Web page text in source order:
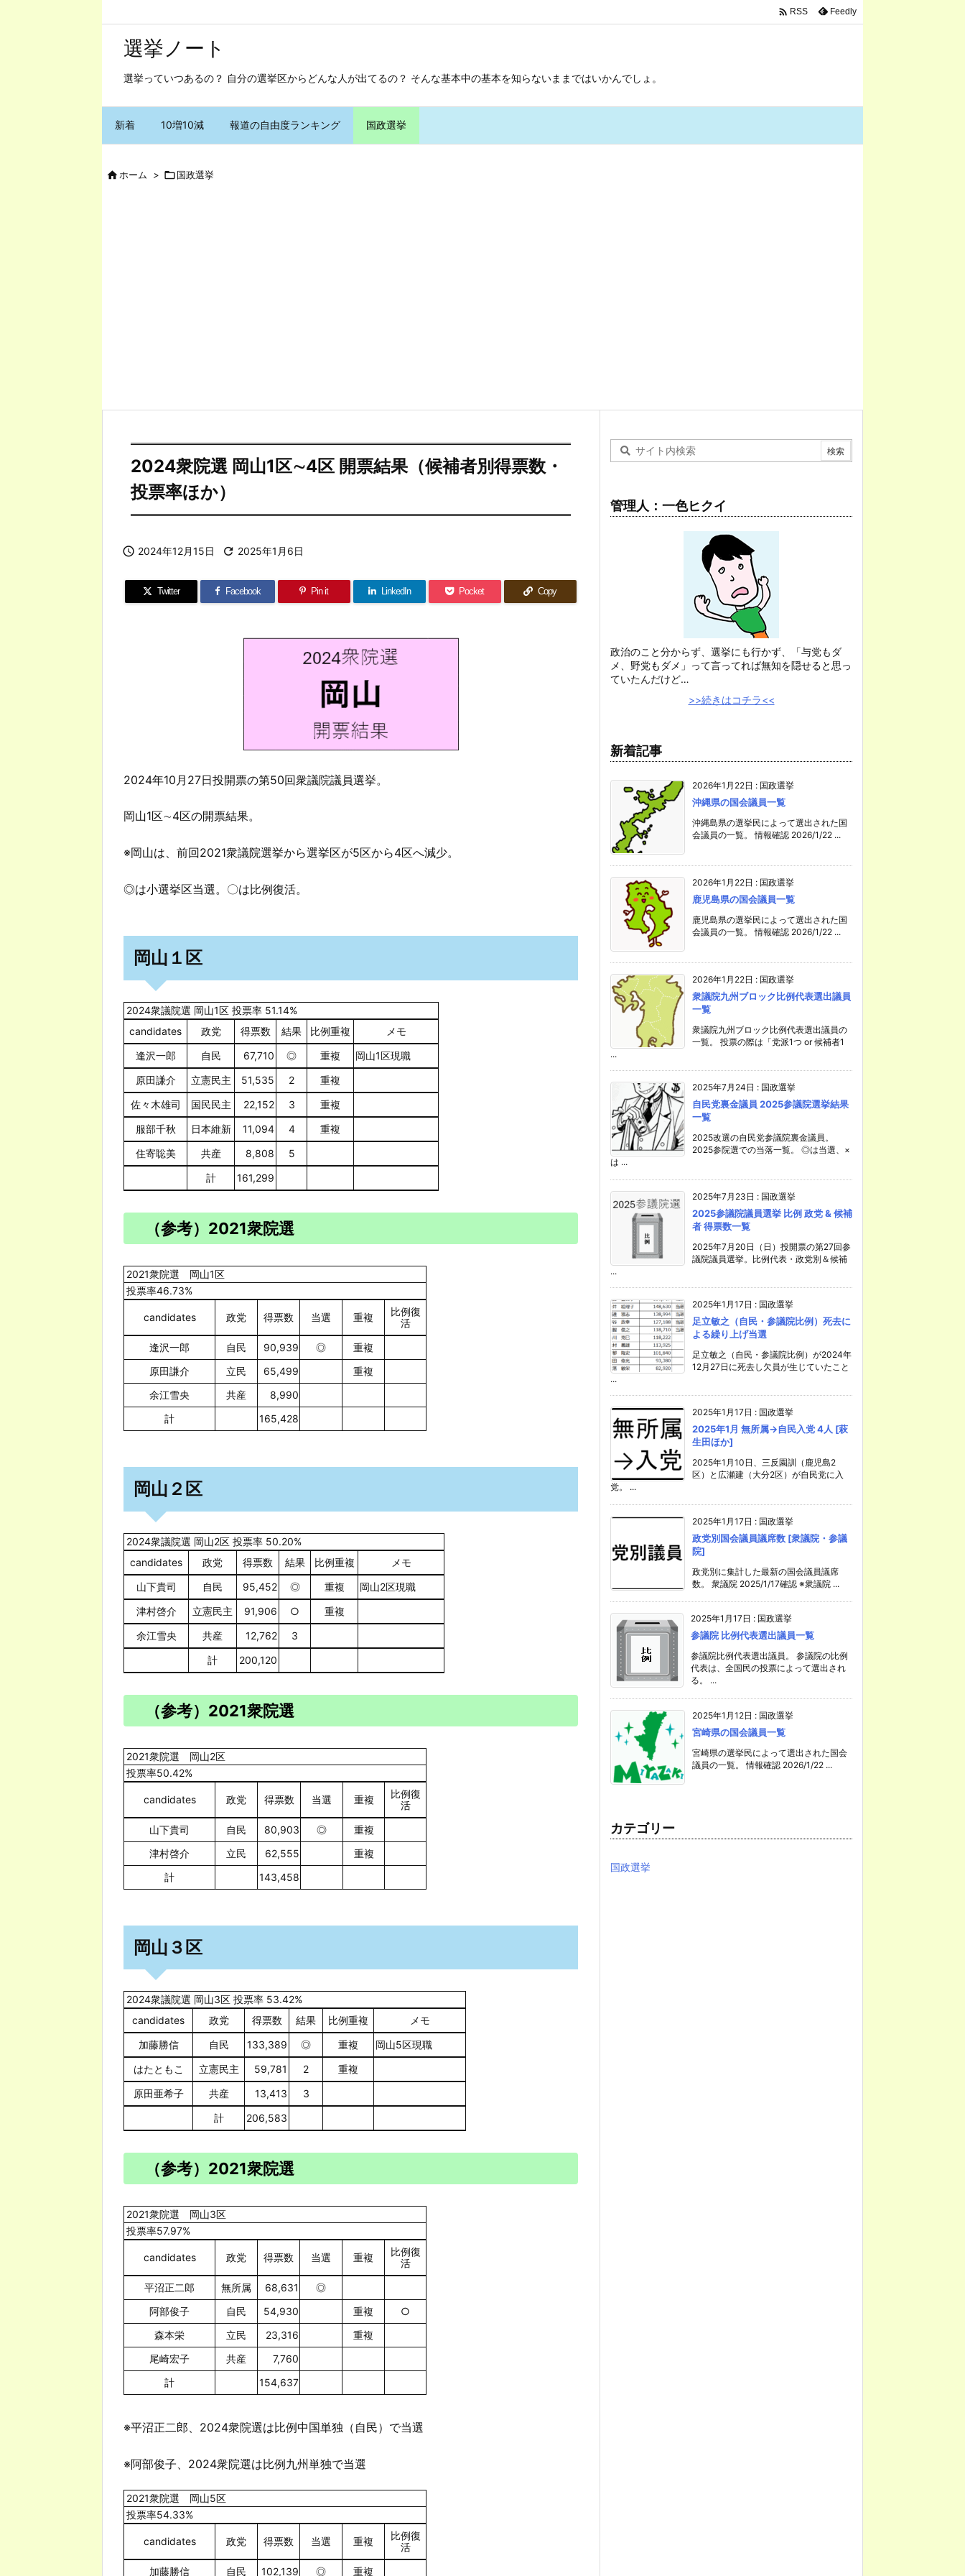
選挙ノート
選挙っていつあるの？ 自分の選挙区からどんな人が出てるの？ そんな基本中の基本を知らないままではいかんでしょ。
新着 10増10減 報道の自由度ランキング 国政選挙
 RSS Feedly
ホーム > 国政選挙
2024衆院選 岡山1区∼4区 開票結果（候補者別得票数・
投票率ほか）
 2024年12月15日  2025年1月6日
Twitter Facebook Pin it LinkedIn Pocket Copy
2024年10月27日投開票の第50回衆議院議員選挙。
岡山1区∼4区の開票結果。
※岡山は、前回2021衆議院選挙から選挙区が5区から4区へ減少。
◎は小選挙区当選。〇は比例復活。
岡山１区
2024衆議院選 岡山1区 投票率 51.14%
candidates
政党 得票数 結果 比例重複
メモ
逢沢一郎
自民 67,710 ◎ 重複
岡山1区現職
原田謙介
立憲民主 51,535 2
重複
佐々木雄司
国民民主 22,152 3
重複
服部千秋
日本維新 11,094 4
重複
住寄聡美
共産 8,808
5
計
161,299
（参考）2021衆院選
2021衆院選 岡山1区
投票率46.73%
candidates 政党 得票数 当選 重複
比例復
活
逢沢一郎
自民 90,939 ◎
重複
原田謙介
立民 65,499
重複
余江雪央
共産
8,990
計
165,428
岡山２区
2024衆議院選 岡山2区 投票率 50.20%
candidates
政党 得票数 結果 比例重複
メモ
山下貴司
自民 95,452 ◎ 重複
岡山2区現職
津村啓介
立憲民主 91,906 ○
重複
余江雪央
共産 12,762
3
計
200,120
（参考）2021衆院選
2021衆院選 岡山2区
投票率50.42%
candidates 政党 得票数 当選 重複
比例復
活
山下貴司
自民 80,903 ◎
重複
津村啓介
立民 62,555
重複
計
143,458
岡山３区
2024衆議院選 岡山3区 投票率 53.42%
candidates
政党 得票数 結果 比例重複
メモ
加藤勝信
自民 133,389 ◎ 重複
岡山5区現職
はたともこ
立憲民主 59,781 2
重複
原田亜希子
共産 13,413
3
計
206,583
（参考）2021衆院選
2021衆院選 岡山3区
投票率57.97%
candidates 政党 得票数 当選 重複
比例復
活
平沼正二郎
無所属 68,631
◎
阿部俊子
自民 54,930 重複
○
森本栄
立民 23,316
重複
尾崎宏子
共産
7,760
計
154,637
※平沼正二郎、2024衆院選は比例中国単独（自民）で当選
※阿部俊子、2024衆院選は比例九州単独で当選
2021衆院選 岡山5区
投票率54.33%
candidates 政党 得票数 当選 重複
比例復
活
加藤勝信
自民 102,139 ◎ 重複
管理人：一色ヒクイ
政治のこと分からず、選挙にも行かず、「与党もダ
メ、野党もダメ」って言ってれば無知を隠せると思っ
ていたんだけど…
>>続きはコチラ<<
新着記事
2026年1月22日 : 国政選挙
沖縄県の国会議員一覧
沖縄島県の選挙民によって選出された国
会議員の一覧。 情報確認 2026/1/22 ...
2026年1月22日 : 国政選挙
鹿児島県の国会議員一覧
鹿児島県の選挙民によって選出された国
会議員の一覧。 情報確認 2026/1/22 ...
2026年1月22日 : 国政選挙
衆議院九州ブロック比例代表選出議員
一覧
衆議院九州ブロック比例代表選出議員の
一覧。 投票の際は「党派1つ or 候補者1
...
2025年7月24日 : 国政選挙
自民党裏金議員 2025参議院選挙結果
一覧
2025改選の自民党参議院裏金議員。
2025参院選での当落一覧。 ◎は当選、×
は ...
2025年7月23日 : 国政選挙
2025参議院議員選挙 比例 政党 & 候補
者 得票数一覧
2025年7月20日（日）投開票の第27回参
議院議員選挙。比例代表・政党別＆候補
...
2025年1月17日 : 国政選挙
足立敏之（自民・参議院比例）死去に
よる繰り上げ当選
足立敏之（自民・参議院比例）が2024年
12月27日に死去し欠員が生じていたこと
...
2025年1月17日 : 国政選挙
2025年1月 無所属→自民入党 4人 [萩
生田ほか]
2025年1月10日、三反園訓（鹿児島2
区）と広瀬建（大分2区）が自民党に入
党。 ...
2025年1月17日 : 国政選挙
政党別国会議員議席数 [衆議院・参議
院]
政党別に集計した最新の国会議員議席
数。 衆議院 2025/1/17確認 ※衆議院 ...
2025年1月17日 : 国政選挙
参議院 比例代表選出議員一覧
参議院比例代表選出議員。 参議院の比例
代表は、全国民の投票によって選出され
る。 ...
2025年1月12日 : 国政選挙
宮崎県の国会議員一覧
宮崎県の選挙民によって選出された国会
議員の一覧。 情報確認 2026/1/22 ...
カテゴリー
国政選挙